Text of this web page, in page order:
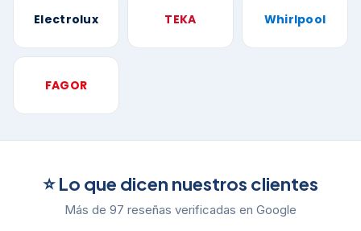
Electrolux TEKA Whirlpool
FAGOR
⭐ Lo que dicen nuestros clientes
Más de 97 reseñas verificadas en Google